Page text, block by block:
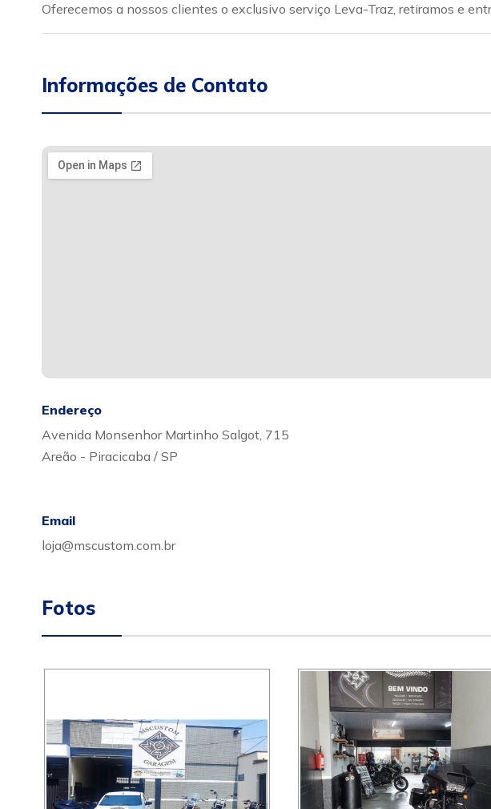
Oferecemos a nossos clientes o exclusivo serviço Leva-Traz, retiramos e
Informações de Contato
Endereço
Avenida Monsenhor Martinho Salgot, 715
Areão - Piracicaba / SP
Email
loja@mscustom.com.br
Fotos